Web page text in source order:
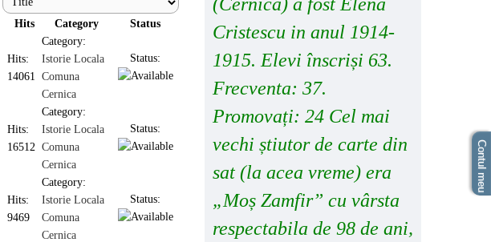
Hits Category Status
Hits:
14061
Category:
Istorie Locala
Comuna
Cernica
Status:
Hits:
16512
Category:
Istorie Locala
Comuna
Cernica
Status:
Hits:
9469
Category:
Istorie Locala
Comuna
Cernica
Status:
Cristescu in anul 1914-
1915. Elevi înscriși 63.
Frecventa: 37.
Promovați: 24 Cel mai
vechi știutor de carte din
sat (la acea vreme) era
„Moș Zamfir” cu vârsta
respectabila de 98 de ani,
Contul meu